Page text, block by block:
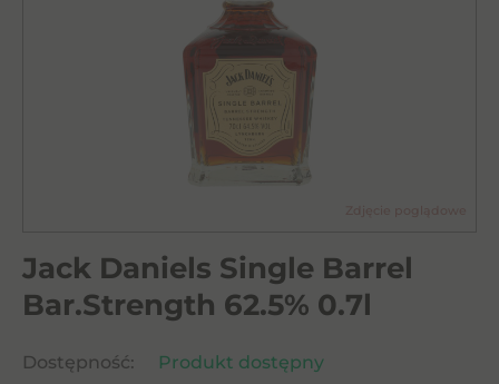
Jack Daniels Single Barrel
Bar.Strength 62.5% 0.7l
Dostępność:
Produkt dostępny